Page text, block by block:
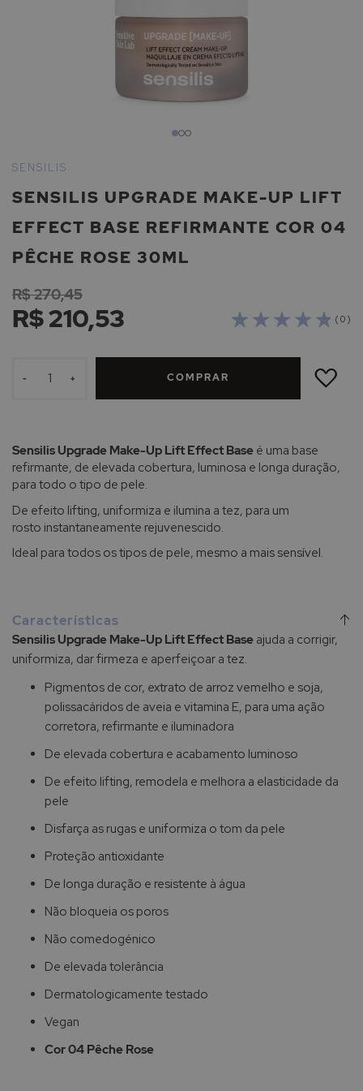
para
início
Galeria
de
imagens
SENSILIS UPGRADE MAKE-UP LIFT
EFFECT BASE REFIRMANTE COR 04
PÊCHE ROSE 30ML
SENSILIS
( 0 )
R$ 210,53
R$ 270,45
- + COMPRAR
ADICIONAR
LISTA
Sensilis Upgrade Make-Up Lift Effect Base é uma base
refirmante, de elevada cobertura, luminosa e longa duração,
para todo o tipo de pele.
De efeito lifting, uniformiza e ilumina a tez, para um
rosto instantaneamente rejuvenescido.
Ideal para todos os tipos de pele, mesmo a mais sensível.
Características
Sensilis Upgrade Make-Up Lift Effect Base ajuda a corrigir,
uniformiza, dar firmeza e aperfeiçoar a tez.
Pigmentos de cor, extrato de arroz vemelho e soja,
polissacáridos de aveia e vitamina E, para uma ação
corretora, refirmante e iluminadora
De elevada cobertura e acabamento luminoso
De efeito lifting, remodela e melhora a elasticidade da
pele
Disfarça as rugas e uniformiza o tom da pele
Proteção antioxidante
De longa duração e resistente à água
Não bloqueia os poros
Não comedogénico
De elevada tolerância
Dermatologicamente testado
Vegan
Cor 04 Pêche Rose